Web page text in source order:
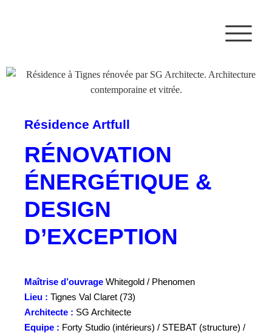
Résidence Artfull
RÉNOVATION
ÉNERGÉTIQUE &
DESIGN
D’EXCEPTION
Maîtrise d’ouvrage Whitegold / Phenomen
Lieu : Tignes Val Claret (73)
Architecte : SG Architecte
Equipe : Forty Studio (intérieurs) / STEBAT (structure) /